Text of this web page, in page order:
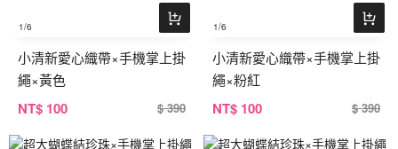
1/6
小清新愛心織帶×手機掌上掛
繩×黃色
NT$ 100 $ 390
1/6
小清新愛心織帶×手機掌上掛
繩×粉紅
NT$ 100 $ 390